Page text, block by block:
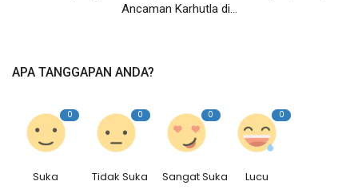
Ancaman Karhutla di...
APA TANGGAPAN ANDA?
0
Suka
0
Tidak Suka
0
Sangat Suka
0
Lucu